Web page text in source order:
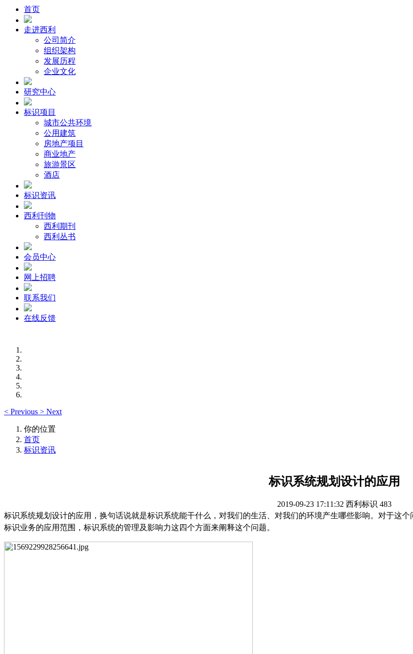
首页
走进西利
公司简介
组织架构
发展历程
企业文化
研究中心
标识项目
城市公共环境
公用建筑
房地产项目
商业地产
旅游景区
酒店
标识资讯
西利刊物
西利期刊
西利丛书
会员中心
网上招聘
联系我们
在线反馈
< Previous > Next
你的位置
首页
标识资讯
标识系统规划设计的应用
2019-09-23 17:11:32 西利标识 483
标识系统规划设计的应用，换句话说就是标识系统能干什么，对我们的生活、对我们的环境产生哪些影响。对于这
标识业务的应用范围，标识系统的管理及影响力这四个方面来阐释这个问题。